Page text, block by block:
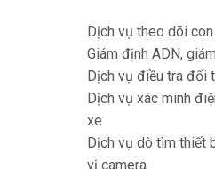
Dịch vụ theo dõi
Giám định ADN,
Dịch vụ điều tra đối
Dịch vụ xác minh
xe
Dịch vụ dò tìm thiết
vị camera